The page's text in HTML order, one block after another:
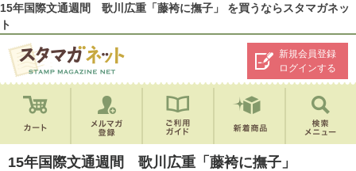
15年国際文通週間 歌川広重「藤袴に撫子」 を買うならスタマガネッ
ト
新規会員登録
ログインする
15年国際文通週間 歌川広重「藤袴に撫子」